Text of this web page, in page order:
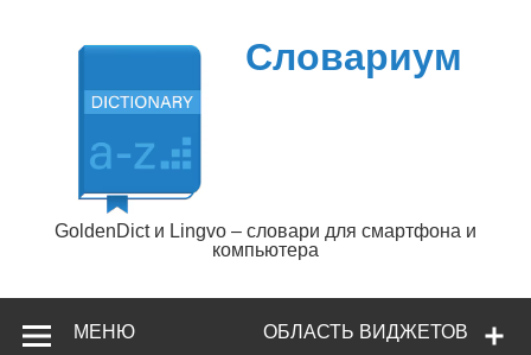
содержимому
Словариум
GoldenDict и Lingvo – словари для смартфона и
компьютера
ОБЛАСТЬ ВИДЖЕТОВ
МЕНЮ